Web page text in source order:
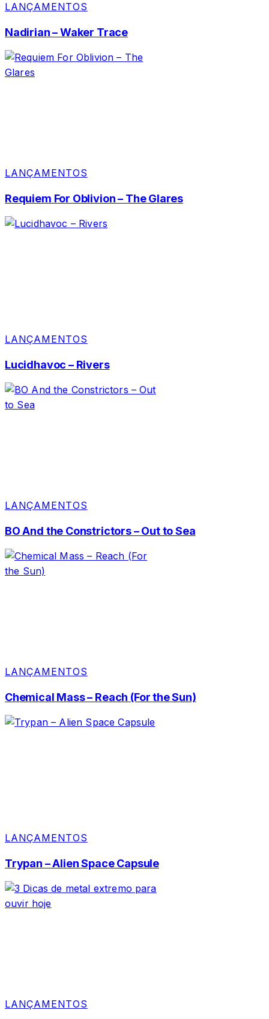
LANÇAMENTOS
Nadirian – Waker Trace
LANÇAMENTOS
Requiem For Oblivion – The Glares
LANÇAMENTOS
Lucidhavoc – Rivers
LANÇAMENTOS
BO And the Constrictors – Out to Sea
LANÇAMENTOS
Chemical Mass – Reach (For the Sun)
LANÇAMENTOS
Trypan – Alien Space Capsule
LANÇAMENTOS